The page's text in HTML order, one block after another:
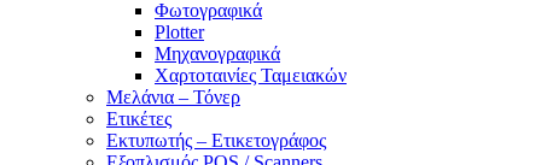
Φωτογραφικά
Plotter
Μηχανογραφικά
Χαρτοταινίες Ταμειακών
Μελάνια – Τόνερ
Ετικέτες
Εκτυπωτής – Ετικετογράφος